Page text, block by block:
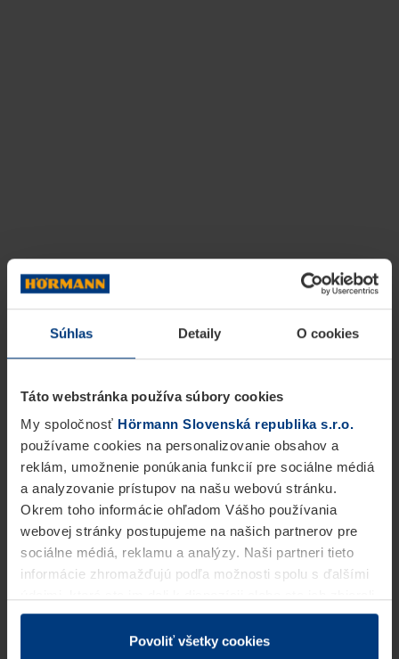
Súhlas Detaily O cookies
Táto webstránka používa súbory cookies
My spoločnosť Hörmann Slovenská republika s.r.o.
používame cookies na personalizovanie obsahov a
reklám, umožnenie ponúkania funkcií pre sociálne médiá
a analyzovanie prístupov na našu webovú stránku.
Okrem toho informácie ohľadom Vášho používania
webovej stránky postupujeme na našich partnerov pre
sociálne médiá, reklamu a analýzy. Naši partneri tieto
informácie zhromažďujú podľa možnosti spolu s ďalšími
v rámci Vášho využívania služieb.
Z právneho hľadiska môžeme cookies ukladať na Vašom
Povoliť všetky cookies